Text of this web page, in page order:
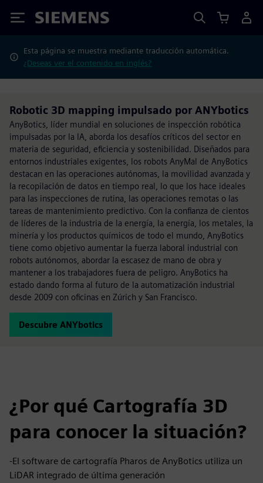
Siemens
Esta página se muestra mediante traducción automática.
¿Deseas ver el contenido en inglés?
Robotic 3D mapping impulsado por ANYbotics
AnyBotics, líder mundial en soluciones de inspección robótica
impulsadas por la IA, aborda los desafíos críticos del sector en
materia de seguridad, eficiencia y sostenibilidad. Diseñados para
entornos industriales exigentes, los robots AnyMal de AnyBotics
destacan en las operaciones autónomas, la movilidad avanzada y
la recopilación de datos en tiempo real, lo que los hace ideales
para las inspecciones de rutina, las operaciones remotas o las
tareas de mantenimiento predictivo. Con la confianza de cientos
de líderes de la industria de la energía, la energía, los metales, la
minería y los productos químicos de todo el mundo, AnyBotics
tiene como objetivo aumentar la fuerza laboral industrial con
robots autónomos, abordar la escasez de mano de obra y
mantener a los trabajadores fuera de peligro. AnyBotics ha
estado dando forma al futuro de la automatización industrial
desde 2009 con oficinas en Zúrich y San Francisco.
Descubre ANYbotics
¿Por qué Cartografía 3D
para conocer la situación?
-El software de cartografía Pharos de AnyBotics utiliza un
LiDAR integrado de última generación